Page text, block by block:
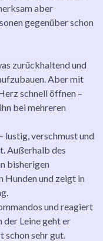
aber
gegenüber schon
zurückhaltend und
Aber mit
schnell öffnen –
bei mehreren
lustig, verschmust und
Außerhalb des
bisherigen
Hunden und zeigt in
und reagiert
der Leine geht er
schon sehr gut.